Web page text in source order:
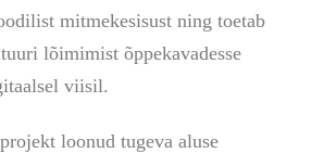
mitmekesisust ning toetab
lõimimist õppekavadesse
viisil.
loonud tugeva aluse